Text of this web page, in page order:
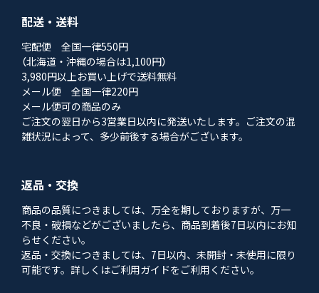
配送・送料
宅配便 全国一律550円
（北海道・沖縄の場合は1,100円）
3,980円以上お買い上げで送料無料
メール便 全国一律220円
メール便可の商品のみ
ご注文の翌日から3営業日以内に発送いたします。ご注文の混
雑状況によって、多少前後する場合がございます。
返品・交換
商品の品質につきましては、万全を期しておりますが、万一
不良・破損などがございましたら、商品到着後7日以内にお知
らせください。
返品・交換につきましては、7日以内、未開封・未使用に限り
可能です。詳しくはご利用ガイドをご利用ください。